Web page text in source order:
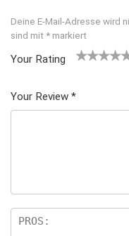
Deine E-Mail-Adresse wird
sind mit * markiert
Your Rating
o
rn
5 St
nen
n
Your Review *